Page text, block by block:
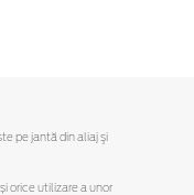
pe jantă din aliaj şi
orice utilizare a unor